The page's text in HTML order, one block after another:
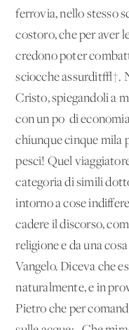
ferrovia, nello stesso
costoro, che per aver
credono poter
sciocche assurdit√†.
Cristo, spiegandoli a
con un po' di
chiunque cinque mila
pesci! Quel
categoria di simili
intorno a cose
cadere il discorso,
religione e da una
Vangelo. Diceva che
naturalmente, e in
Pietro che per